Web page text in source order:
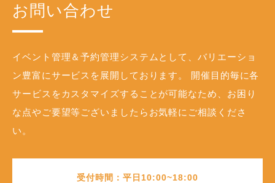
お問い合わせ
イベント管理＆予約管理システムとして、バリエーショ
ン豊富にサービスを展開しております。 開催目的毎に各
サービスをカスタマイズすることが可能なため、お困り
な点やご要望等ございましたらお気軽にご相談くださ
い。
受付時間：平日10:00~18:00